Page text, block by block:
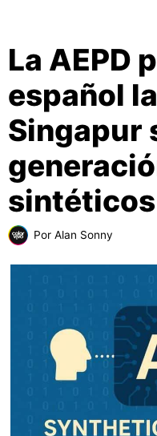
La AEPD
español
Singapur
Por Alan Sonny